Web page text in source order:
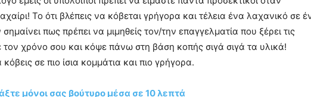
ολόκληρη πριν την κάνεις είναι αρετή! Πρέπει να την διαβάσεις
κι αν χρειαστεί και πολλές φορές για να μην μπερδευτείς! Αυτό
tips μαγειρικής για αρχάριους
. Ακόμα και όταν έχεις φτιάξει το
κράτησε την συνταγή και διάβασε την ξανά πριν το